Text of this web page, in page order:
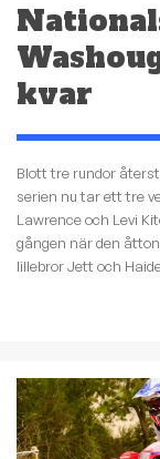
kvar
Blott tre rundor
serien nu tar ett tre
Lawrence och Levi
gången när den
lillebror Jett och